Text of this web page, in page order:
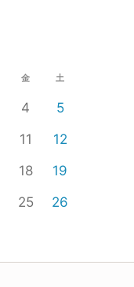
金 土
4
5
11
12
18
19
25
26